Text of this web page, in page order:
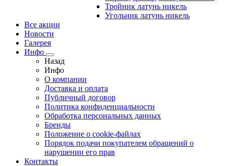
Тройник латунь никель
Угольник латунь никель
Все акции
Новости
Галерея
Инфо
Назад
Инфо
О компании
Доставка и оплата
Публичный договор
Политика конфиденциальности
Обработка персональных данных
Бренды
Положение о cookie-файлах
Порядок подачи покупателем обращений о
нарушении его прав
Контакты